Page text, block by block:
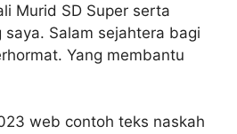
Murid SD Super serta
Salam sejahtera bagi
Yang membantu
web contoh teks naskah